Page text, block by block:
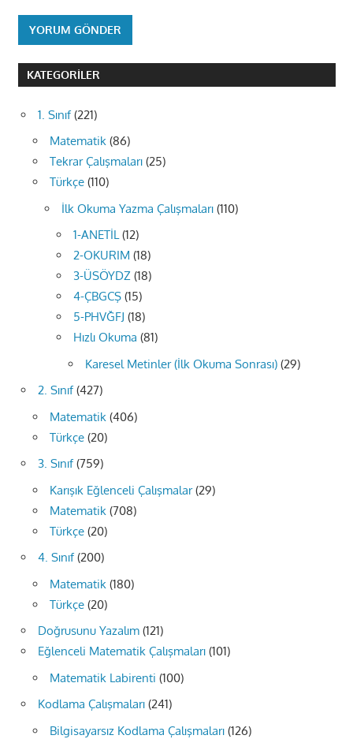
KATEGORILER
1. Sınıf(221)
Matematik (86)
Tekrar Çalışmaları (25)
Türkçe (110)
İlk Okuma Yazma Çalışmaları (110)
1-ANETİL(12)
2-OKURIM (18)
3-ÜSÖYDZ (18)
4-ÇBGCŞ (15)
5-PHVĞFJ (18)
Hızlı Okuma (81)
Karesel Metinler (İlk Okuma Sonrası) (29)
2. Sınıf(427)
Matematik (406)
Türkçe (20)
3. Sınıf(759)
Karışık Eğlenceli Çalışmalar(29)
Matematik (708)
Türkçe (20)
4. Sınıf(200)
Matematik (180)
Türkçe (20)
Doğrusunu Yazalım (121)
Eğlenceli Matematik Çalışmaları (101)
Matematik Labirenti (100)
Kodlama Çalışmaları (241)
Bilgisayarsız Kodlama Çalışmaları (126)